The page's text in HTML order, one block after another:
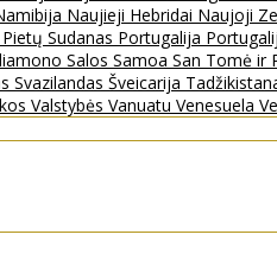
Naujieji Hebridai Naujoji
Pietų Sudanas Portugalija
Salos Samoa San Tomė ir
Svazilandas Šveicarija
Valstybės Vanuatu Venesuela